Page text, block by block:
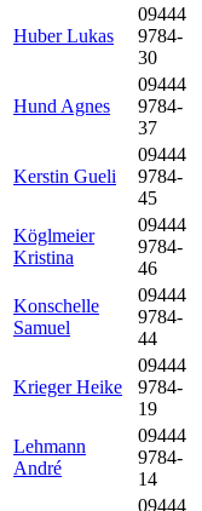
Huber Lukas
09444
9784-
30
Hund Agnes
09444
9784-
37
Kerstin Gueli
09444
9784-
45
Köglmeier
Kristina
09444
9784-
46
Konschelle
Samuel
09444
9784-
44
Krieger Heike
09444
9784-
19
Lehmann
André
09444
9784-
14
09444